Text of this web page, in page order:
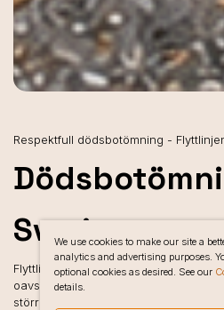
Respektfull dödsbotömning -
Sverige
Flyttlinjen utför dödsbotömningar i
oavsett om det gäller en mindre
större villa. Varje uppdrag utförs med
We use cookies to make our site a
analytics and advertising purposes.
optional cookies as desired. See our
details.